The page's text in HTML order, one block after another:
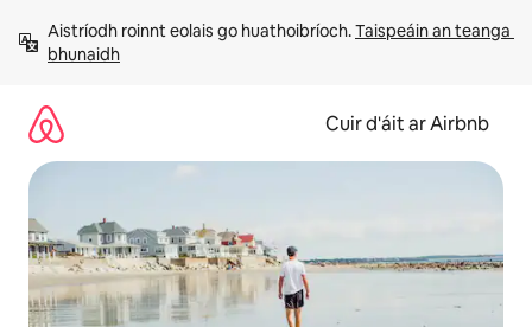
chuig
ábhar
Aistríodh roinnt eolais go huathoibríoch. Taispeáin an teanga
bhunaidh
Cuir d'áit ar Airbnb